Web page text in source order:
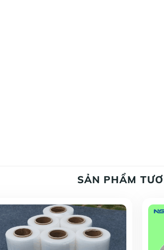
SẢN PHẨM